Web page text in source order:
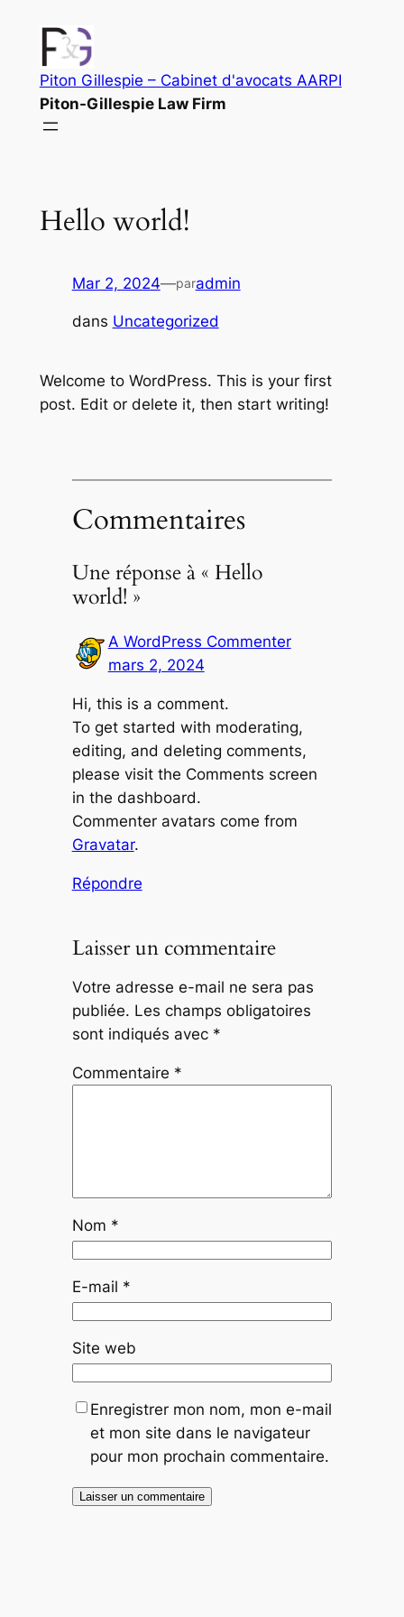
contenu
Piton Gillespie – Cabinet d'avocats AARPI
Piton-Gillespie Law Firm
Hello world!
Mar 2, 2024—paradmin
dans Uncategorized
Welcome to WordPress. This is your first
post. Edit or delete it, then start writing!
Commentaires
Une réponse à « Hello
world! »
A WordPress Commenter
mars 2, 2024
Hi, this is a comment.
To get started with moderating,
editing, and deleting comments,
please visit the Comments screen
in the dashboard.
Commenter avatars come from
Gravatar.
Répondre
Laisser un commentaire
Votre adresse e-mail ne sera pas
publiée. Les champs obligatoires
sont indiqués avec *
Commentaire *
Nom *
E-mail *
Site web
Enregistrer mon nom, mon e-mail
et mon site dans le navigateur
pour mon prochain commentaire.